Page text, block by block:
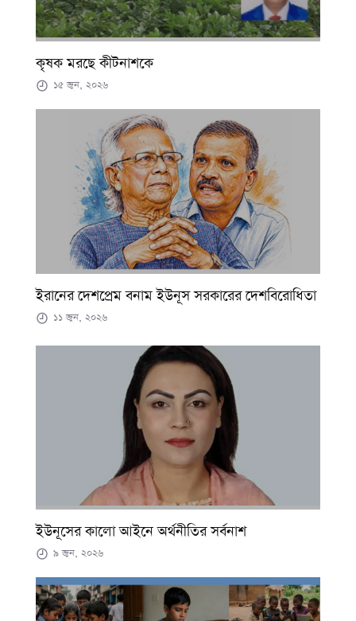
কৃষক মরছে কীটনাশকে
১৫ জুন, ২০২৬
ইরানের দেশপ্রেম বনাম ইউনূস সরকারের দেশবিরোধিতা
১১ জুন, ২০২৬
ইউনূসের কালো আইনে অর্থনীতির সর্বনাশ
৯ জুন, ২০২৬